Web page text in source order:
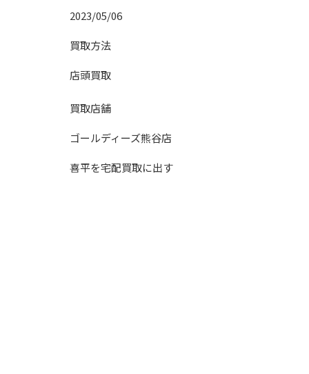
2023/05/06
買取方法
店頭買取
買取店舗
ゴールディーズ熊谷店
喜平を宅配買取に出す